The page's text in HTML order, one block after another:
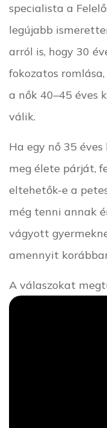
specialista a
legújabb
arról is, hogy 30
fokozatos
a nők 40–45 éves
válik.
Ha egy nő 35
meg élete párját,
eltehetők-e a
még tenni annak
vágyott
amennyit
A válaszokat